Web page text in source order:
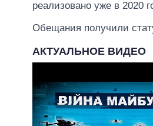
реализовано уже в 2020
Обещания получили
АКТУАЛЬНОЕ ВИДЕО